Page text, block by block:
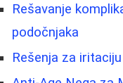
Rešavanje
podočnjaka
Rešenja za